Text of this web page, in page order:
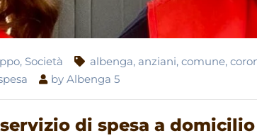
, Società albenga, anziani, comune,
by Albenga 5
di spesa a domicilio